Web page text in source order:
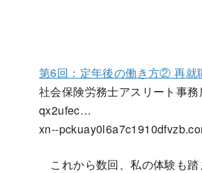
第6回：定年後の働き方② 再
社会保険労務士アスリート事
qx2ufec…
xn--
これから数回、私の体験も